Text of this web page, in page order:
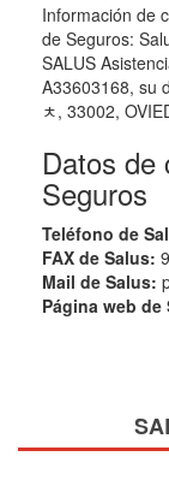
Información de
de Seguros:
SALUS
A33603168, su
ﾺ, 33002,
Datos de
Seguros
Teléfono de
FAX de Salus:
Mail de Salus:
Página web de